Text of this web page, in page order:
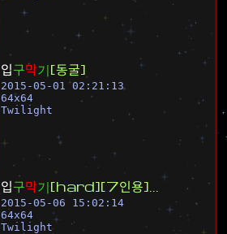
입구막기[동굴]
2015-05-01 02:21:13
64x64
Twilight
입구막기[hard][7인용]
2015-05-06 15:02:14
64x64
Twilight